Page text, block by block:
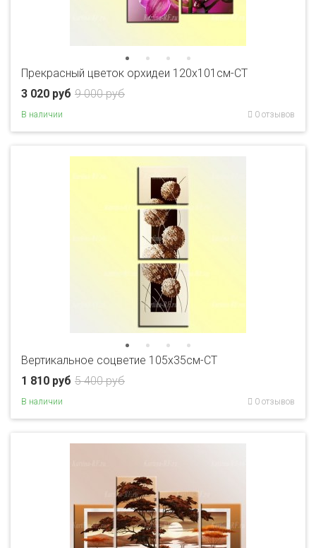
Прекрасный цветок орхидеи 120х101см-CT
9 000 руб
3 020 руб
В наличии 0 отзывов
Вертикальное соцветие 105x35см-CT
5 400 руб
1 810 руб
В наличии 0 отзывов